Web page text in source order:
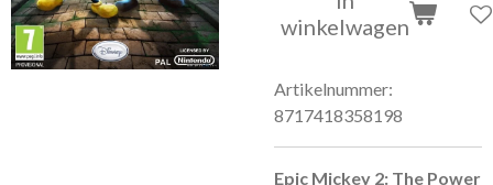
winkelwagen
Artikelnummer:
8717418358198
Epic Mickey 2: The Power